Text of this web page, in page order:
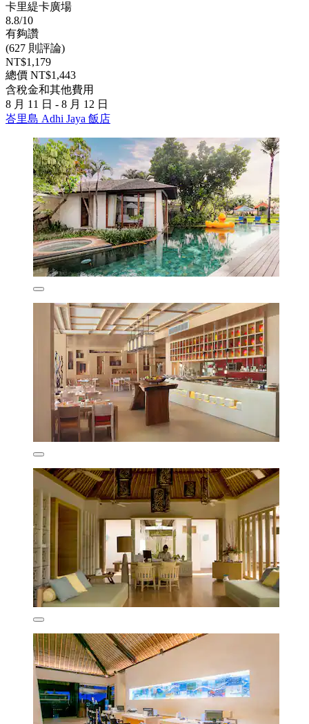
卡里緹卡廣場
8.8/10
有夠讚
(627 則評論)
NT$1,179
總價 NT$1,443
含稅金和其他費用
8 月 11 日 - 8 月 12 日
峇里島 Adhi Jaya 飯店